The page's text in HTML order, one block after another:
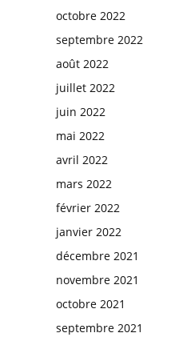
octobre 2022
septembre 2022
août 2022
juillet 2022
juin 2022
mai 2022
avril 2022
mars 2022
février 2022
janvier 2022
décembre 2021
novembre 2021
octobre 2021
septembre 2021